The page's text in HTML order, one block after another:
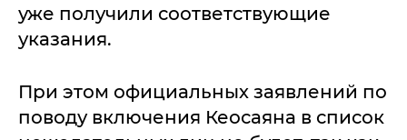
уже получили соответствующие
указания.
При этом официальных заявлений по
поводу включения Кеосаяна в список